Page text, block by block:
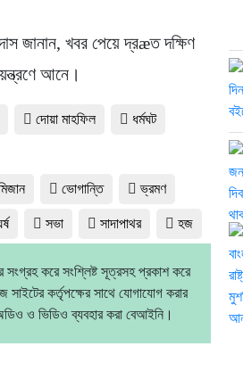
জানান, খবর পেয়ে দ্রæত দক্ষিণ
আনে।
দোয়া মাহফিল ধর্মঘট
ভোগান্তি ভ্রমণ
সভা সাদাপাথর হজ
সংগ্রহ করে সংশ্লিষ্ট সূত্রসহ প্রকাশ করে
কর্তৃপক্ষের সাথে যোগাযোগ করার
ও ভিডিও ব্যবহার করা বেআইনি।